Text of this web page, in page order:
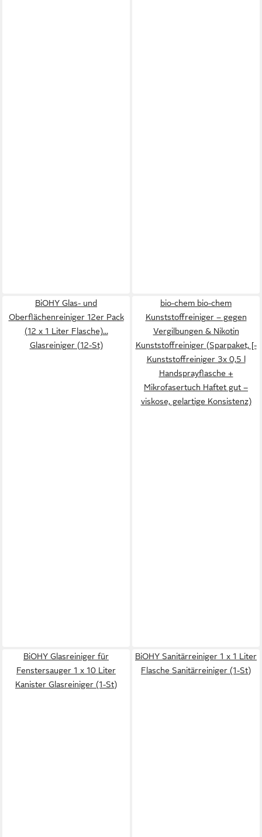
BiOHY Glas- und
Oberflächenreiniger 12er Pack
(12 x 1 Liter Flasche)...
Glasreiniger (12-St)
bio-chem bio-chem
Kunststoffreiniger – gegen
Vergilbungen & Nikotin
Kunststoffreiniger (Sparpaket, [-
Kunststoffreiniger 3x 0,5 l
Handsprayflasche +
Mikrofasertuch Haftet gut –
viskose, gelartige Konsistenz)
BiOHY Glasreiniger für
Fenstersauger 1 x 10 Liter
Kanister Glasreiniger (1-St)
BiOHY Sanitärreiniger 1 x 1 Liter
Flasche Sanitärreiniger (1-St)